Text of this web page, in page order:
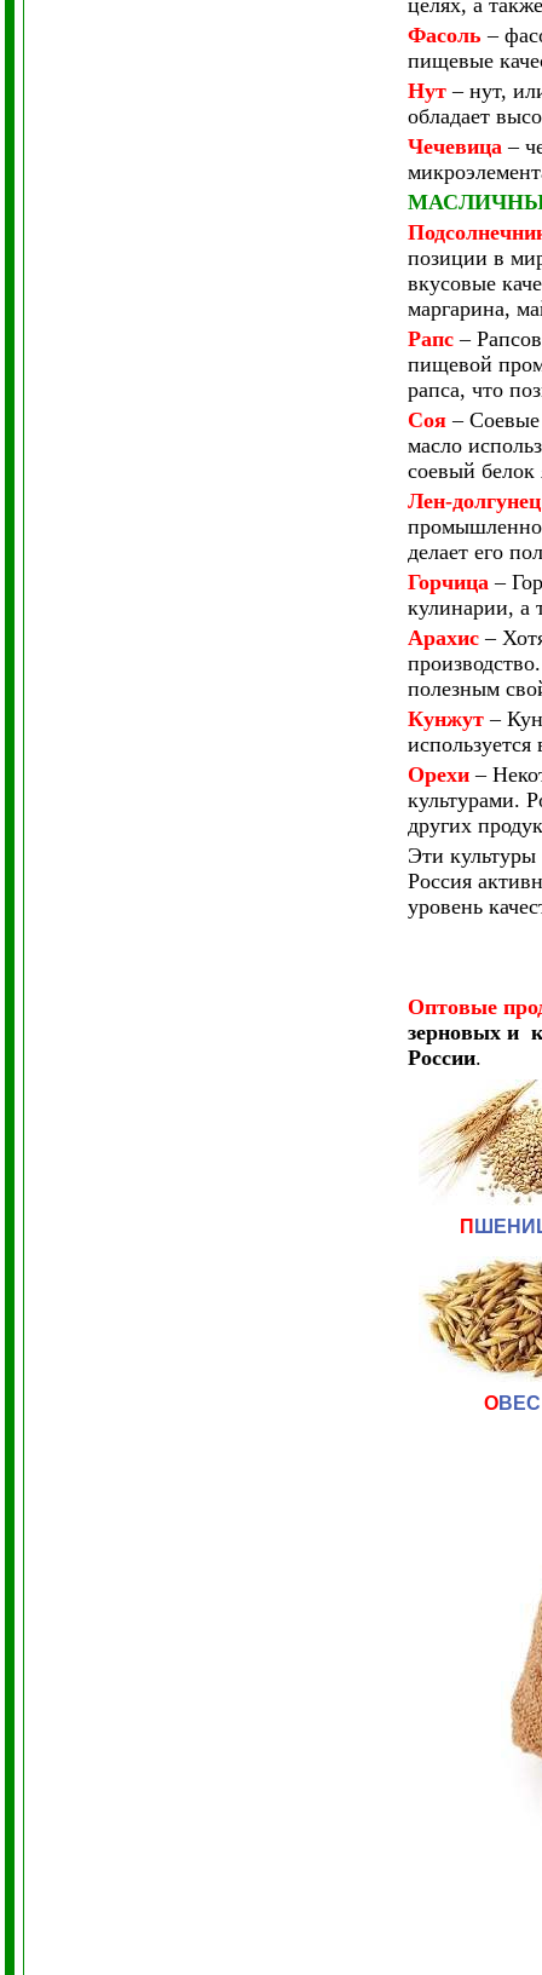
целях, а
Фасоль –
пищевые
Нут – нут,
обладает
Чечевица –
позиции в
вкусовые
маргарина,
Рапс –
пищевой
рапса, что
Соя – Соевые
масло
соевый
Лен-долгунец
делает его
Горчица –
кулинарии, а
Арахис –
полезным
Кунжут –
Орехи –
культурами.
других
Эти
Россия
уровень
Оптовые
зерновых и
России.
П
ОВЕС